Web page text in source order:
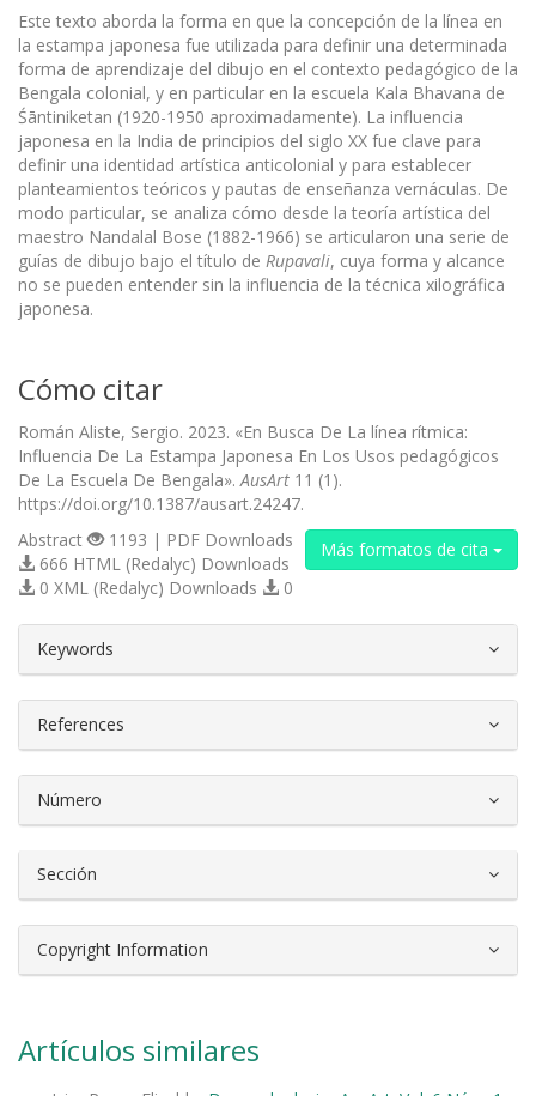
Este texto aborda la forma en que la concepción de la línea en
la estampa japonesa fue utilizada para definir una determinada
forma de aprendizaje del dibujo en el contexto pedagógico de la
Bengala colonial, y en particular en la escuela Kala Bhavana de
Śāntiniketan (1920-1950 aproximadamente). La influencia
japonesa en la India de principios del siglo XX fue clave para
definir una identidad artística anticolonial y para establecer
planteamientos teóricos y pautas de enseñanza vernáculas. De
modo particular, se analiza cómo desde la teoría artística del
maestro Nandalal Bose (1882-1966) se articularon una serie de
guías de dibujo bajo el título de Rupavali, cuya forma y alcance
no se pueden entender sin la influencia de la técnica xilográfica
japonesa.
Cómo citar
Román Aliste, Sergio. 2023. «En Busca De La línea rítmica:
Influencia De La Estampa Japonesa En Los Usos pedagógicos
De La Escuela De Bengala».AusArt 11 (1).
https://doi.org/10.1387/ausart.24247.
Más formatos de cita
Abstract
1193 | PDF Downloads
666 HTML (Redalyc) Downloads
0 XML (Redalyc) Downloads
0
Keywords
References
Número
Sección
Copyright Information
Artículos similares